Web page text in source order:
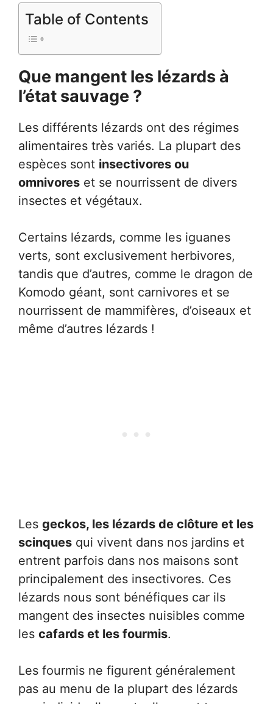
Table of Contents
Que mangent les lézards à
l’état sauvage ?
Les différents lézards ont des régimes
alimentaires très variés. La plupart des
espèces sont insectivores ou
omnivores et se nourrissent de divers
insectes et végétaux.
Certains lézards, comme les iguanes
verts, sont exclusivement herbivores,
tandis que d’autres, comme le dragon de
Komodo géant, sont carnivores et se
nourrissent de mammifères, d’oiseaux et
même d’autres lézards !
Les geckos, les lézards de clôture et les
scinques qui vivent dans nos jardins et
entrent parfois dans nos maisons sont
principalement des insectivores. Ces
lézards nous sont bénéfiques car ils
mangent des insectes nuisibles comme
les cafards et les fourmis.
Les fourmis ne figurent généralement
pas au menu de la plupart des lézards